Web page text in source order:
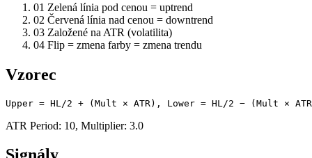
01 Zelená línia pod cenou = uptrend
02 Červená línia nad cenou = downtrend
03 Založené na ATR (volatilita)
04 Flip = zmena farby = zmena trendu
Vzorec
Upper = HL/2 + (Mult × ATR), Lower = HL/2 − (Mult ×
ATR Period: 10, Multiplier: 3.0